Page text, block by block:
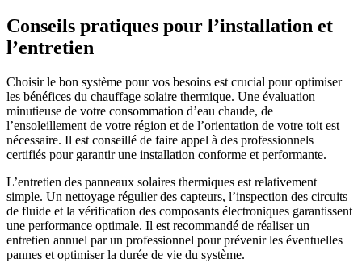
Conseils pratiques pour l’installation et
l’entretien
Choisir le bon système pour vos besoins est crucial pour optimiser
les bénéfices du chauffage solaire thermique. Une évaluation
minutieuse de votre consommation d’eau chaude, de
l’ensoleillement de votre région et de l’orientation de votre toit est
nécessaire. Il est conseillé de faire appel à des professionnels
certifiés pour garantir une installation conforme et performante.
L’entretien des panneaux solaires thermiques est relativement
simple. Un nettoyage régulier des capteurs, l’inspection des circuits
de fluide et la vérification des composants électroniques garantissent
une performance optimale. Il est recommandé de réaliser un
entretien annuel par un professionnel pour prévenir les éventuelles
pannes et optimiser la durée de vie du système.